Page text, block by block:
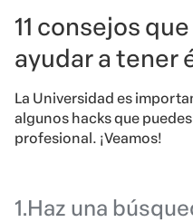
11 consejos
ayudar a tener
La Universidad es
algunos hacks que
profesional. ¡Veamos!
1.Haz una